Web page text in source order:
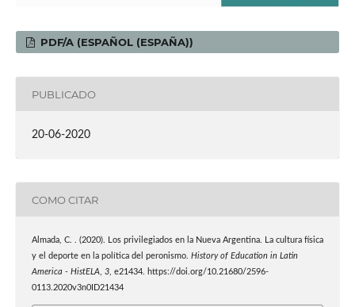
PDF/A (ESPAÑOL (ESPAÑA))
PUBLICADO
20-06-2020
COMO CITAR
Almada, C. . (2020). Los privilegiados en la Nueva Argentina. La cultura física
y el deporte en la política del peronismo. History of Education in Latin
America - HistELA, 3, e21434. https://doi.org/10.21680/2596-
0113.2020v3n0ID21434